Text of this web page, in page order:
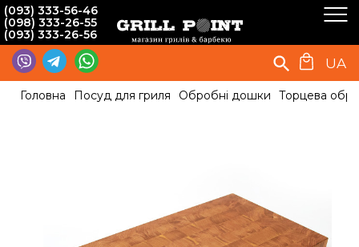
(093) 333-56-46
(098) 333-26-55
(093) 333-26-56
UA
Головна Посуд для гриля Обробні дошки Торцева